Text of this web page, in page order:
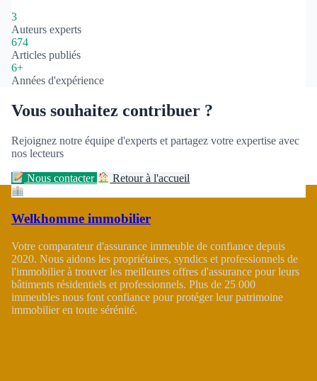
3
Auteurs experts
674
Articles publiés
6+
Années d'expérience
Vous souhaitez contribuer ?
Rejoignez notre équipe d'experts et partagez votre expertise avec
nos lecteurs
Nous contacter Retour à l'accueil
Welkhomme immobilier
Votre comparateur d'assurance immeuble de confiance depuis
2020. Nous aidons les propriétaires, syndics et professionnels de
l'immobilier à trouver les meilleures offres d'assurance pour leurs
bâtiments résidentiels et professionnels. Plus de 25 000
immeubles nous font confiance pour protéger leur patrimoine
immobilier en toute sérénité.